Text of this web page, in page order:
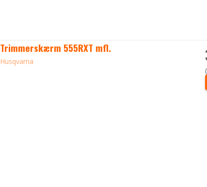
Trimmerskærm 555RXT mfl.
Husqvarna